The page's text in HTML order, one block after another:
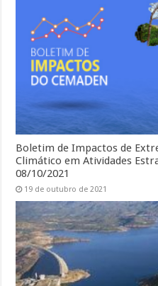
Boletim de Impactos de
Climático em Atividades
08/10/2021
19 de outubro de 2021